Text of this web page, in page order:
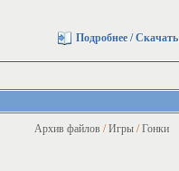
Подробнее / Скачать
Архив файлов /Игры /Гонки